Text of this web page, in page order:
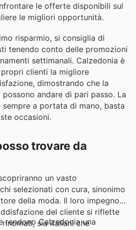
le offerte disponibili sul
le migliori opportunità.
risparmio, si consiglia di
tenendo conto delle promozioni
settimanali. Calzedonia è
clienti la migliore
dimostrando che la
andare di pari passo. La
sempre a portata di mano, basta
occasioni.
trovare da
un vasto
selezionati con cura, sinonimo
della moda. Il loro impegno
del cliente si riflette
sia italiani che
rendono Calzedonia una